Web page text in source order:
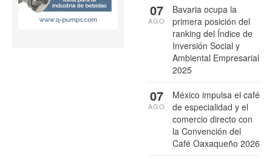
Bavaria ocupa la
primera posición del
ranking del Índice de
Inversión Social y
Ambiental Empresarial
2025
07
AGO
México impulsa el café
de especialidad y el
comercio directo con
la Convención del
Café Oaxaqueño 2026
07
AGO